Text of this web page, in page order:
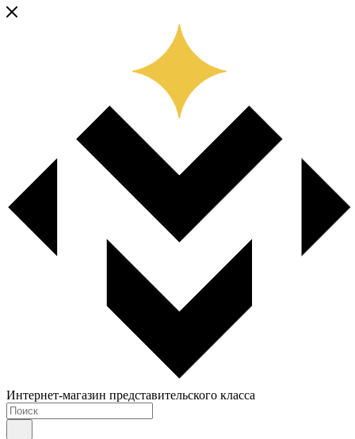
Интернет-магазин представительского класса